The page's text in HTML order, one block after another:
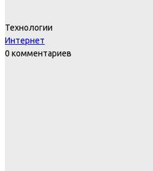
Технологии
Интернет
0 комментариев